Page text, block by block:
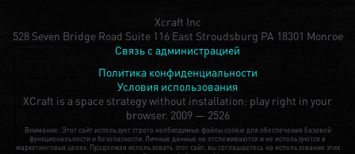
Xcraft Inc
528 Seven Bridge Road Suite 116 East Stroudsburg PA 18301 Monroe
Связь с администрацией
Политика конфиденциальности
Условия использования
XCraft is a space strategy without installation: play right in your
browser. 2009 — 2526
Внимание: Этот сайт использует строго необходимые файлы cookie для обеспечения базовой
функциональности и безопасности. Личные данные не отслеживаются и не используются в
маркетинговых целях. Продолжая использовать этот сайт, вы соглашаетесь на использование этих